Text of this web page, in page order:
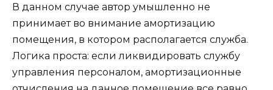
В данном случае автор умышленно не
принимает во внимание амортизацию
помещения, в котором располагается служба.
Логика проста: если ликвидировать службу
управления персоналом, амортизационные